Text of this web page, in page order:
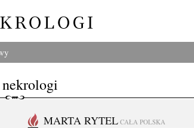
MARTA RYTEL CAŁA POLSKA